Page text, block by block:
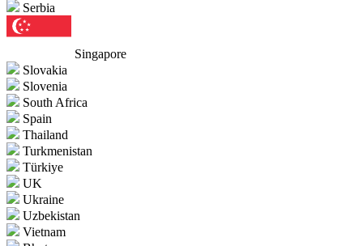
Serbia
Singapore
Slovakia
Slovenia
South Africa
Spain
Thailand
Turkmenistan
Türkiye
UK
Ukraine
Uzbekistan
Vietnam